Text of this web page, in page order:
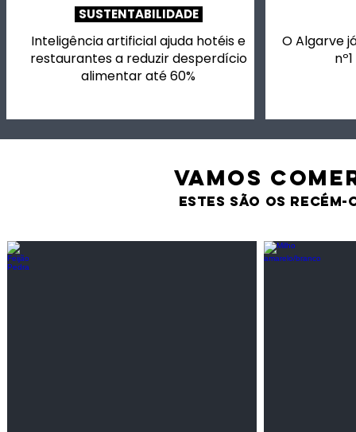
Inteligência artificial ajuda hotéis e
restaurantes a reduzir desperdício
alimentar até 60%
SUSTENTABILIDADE
O Algarve
VAMOS
estes são os recém-
Feijão Pedra
Leguminosas
Milho